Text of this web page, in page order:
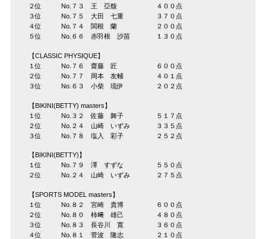
２位 No.７３ 王 亞馥 ４００点
３位 No.７５ 大田 七重 ３７０点
４位 No.７４ 関根 蘭 ２００点
５位 No.６６ 赤羽根 沙苗 １３０点
【CLASSIC PHYSIQUE】
１位 No.７６ 齋藤 匠 ６００点
２位 No.７７ 岡本 友輔 ４０１点
３位 No.６３ 小柴 琉伊 ２０２点
【BIKINI(BETTY) masters】
１位 No.３２ 佐藤 舞子 ５１７点
２位 No.２４ 山崎 いずみ ３３５点
３位 No.７８ 塩入 彩子 ２５２点
【BIKINI(BETTY)】
１位 No.７９ 澤 すずな ５５０点
２位 No.２４ 山崎 いずみ ２７５点
【SPORTS MODEL masters】
１位 No.８２ 宮崎 貴博 ６００点
２位 No.８０ 柿﨑 雄己 ４８０点
３位 No.８３ 長谷川 寛 ３６０点
４位 No.８１ 菅波 隆志 ２１０点